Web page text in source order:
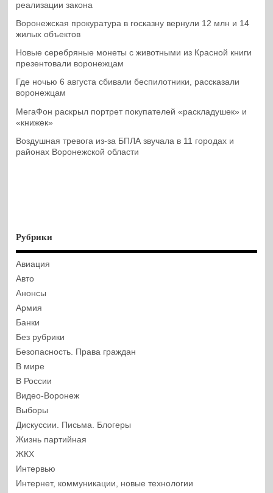
реализации закона
Воронежская прокуратура в госказну вернули 12 млн и 14
жилых объектов
Новые серебряные монеты с животными из Красной книги
презентовали воронежцам
Где ночью 6 августа сбивали беспилотники, рассказали
воронежцам
МегаФон раскрыл портрет покупателей «раскладушек» и
«книжек»
Воздушная тревога из-за БПЛА звучала в 11 городах и
районах Воронежской области
Рубрики
Авиация
Авто
Анонсы
Армия
Банки
Без рубрики
Безопасность. Права граждан
В мире
В России
Видео-Воронеж
Выборы
Дискуссии. Письма. Блогеры
Жизнь партийная
ЖКХ
Интервью
Интернет, коммуникации, новые технологии